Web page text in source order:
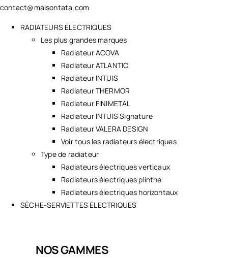
contact@maisontata.com
RADIATEURS ÉLECTRIQUES
Les plus grandes marques
Radiateur ACOVA
Radiateur ATLANTIC
Radiateur INTUIS
Radiateur THERMOR
Radiateur FINIMETAL
Radiateur INTUIS Signature
Radiateur VALERA DESIGN
Voir tous les radiateurs électriques
Type de radiateur
Radiateurs électriques verticaux
Radiateurs électriques plinthe
Radiateurs électriques horizontaux
SÈCHE-SERVIETTES ÉLECTRIQUES
NOS GAMMES